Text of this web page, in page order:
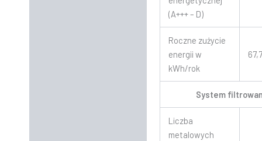
(A+++ – D)
Roczne zużycie
energii w
kWh/rok
System
Liczba
metalowych